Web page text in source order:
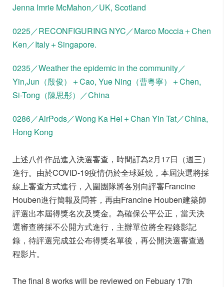
Jenna Imrie McMahon／UK, Scotland
0225／RECONFIGURING NYC／Marco Moccia＋Chen
Ken／Italy＋Singapore.
0235／Weather the epidemic in the community／
Yin,Jun（殷俊）＋Cao, Yue Ning（曹粵寧）＋Chen,
Si-Tong（陳思彤）／China
0286／AirPods／Wong Ka Hei＋Chan Yin Tat／China,
Hong Kong
上述八件作品進入決選審查，時間訂為2月17日（週三）
進行。由於COVID-19疫情仍於全球延燒，本屆決選將採
線上審查方式進行，入圍團隊將各別向評審Francine
Houben進行簡報及問答，再由Francine Houben建築師
評選出本屆得獎名次及獎金。為確保公平公正，當天決
選審查將採不公開方式進行，主辦單位將全程錄影記
錄，待評選完成並公布得獎名單後，再公開決選審查過
程影片。
The final 8 works will be reviewed on Febuary 17th